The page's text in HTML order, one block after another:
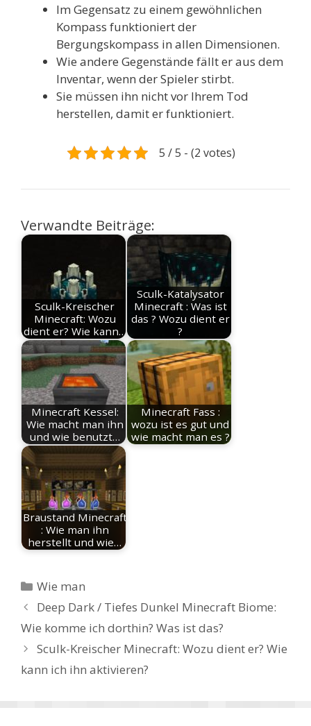
Im Gegensatz zu einem gewöhnlichen
Kompass funktioniert der
Bergungskompass in allen Dimensionen.
Wie andere Gegenstände fällt er aus dem
Inventar, wenn der Spieler stirbt.
Sie müssen ihn nicht vor Ihrem Tod
herstellen, damit er funktioniert.
5 / 5 - (2 votes)
Verwandte Beiträge:
Sculk-Kreischer
Minecraft: Wozu
dient er? Wie kann…
Sculk-Katalysator
Minecraft : Was ist
das ? Wozu dient er
?
Minecraft Kessel:
Wie macht man ihn
und wie benutzt…
Minecraft Fass :
wozu ist es gut und
wie macht man es ?
Braustand Minecraft
: Wie man ihn
herstellt und wie…
Kategorien
Wie man
Deep Dark / Tiefes Dunkel Minecraft Biome:
Wie komme ich dorthin? Was ist das?
Sculk-Kreischer Minecraft: Wozu dient er? Wie
kann ich ihn aktivieren?